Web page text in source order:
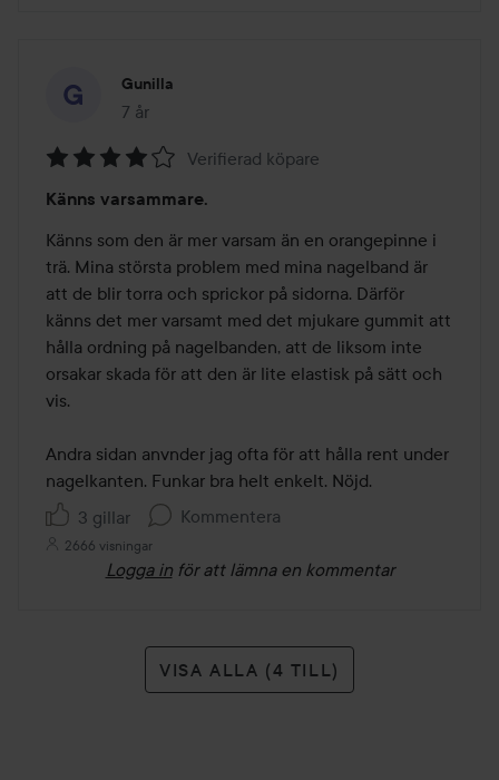
Gunilla
7 år
Inlägget skapades 7 år
4
av
5
Verifierad köpare
Känns varsammare.
Känns som den är mer varsam än en orangepinne i
trä. Mina största problem med mina nagelband är
att de blir torra och sprickor på sidorna. Därför
känns det mer varsamt med det mjukare gummit att
hålla ordning på nagelbanden, att de liksom inte
orsakar skada för att den är lite elastisk på sätt och
vis.
Andra sidan anvnder jag ofta för att hålla rent under
nagelkanten. Funkar bra helt enkelt. Nöjd.
3 gillar
Kommentera
2666 visningar
Logga in för att lämna en kommentar
VISA ALLA (4 TILL)